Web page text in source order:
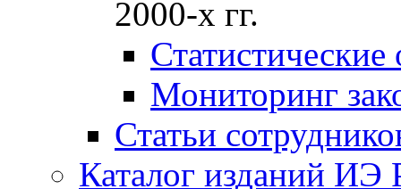
2000-х гг.
Мониторинг
Статьи
Каталог изданий ИЭ